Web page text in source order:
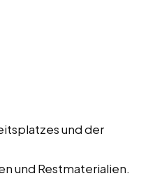
und der
und Restmaterialien.